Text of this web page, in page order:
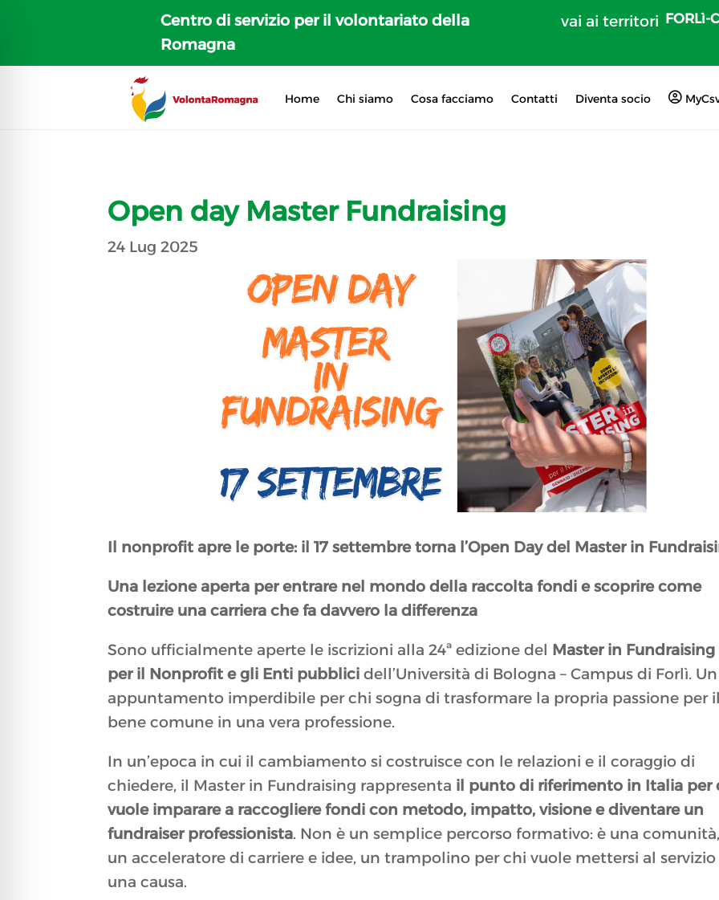
Centro di servizio per il volontariato della
Romagna
vai ai territori FORLì-
Home Chi siamo Cosa facciamo Contatti Diventa socio
Open day Master Fundraising
24 Lug 2025
Il nonprofit apre le porte: il 17 settembre torna l’Open Day del Master in
Una lezione aperta per entrare nel mondo della raccolta fondi e scoprire come
costruire una carriera che fa davvero la differenza
Sono ufficialmente aperte le iscrizioni alla 24ª edizione del Master in Fundraising
per il Nonprofit e gli Enti pubblici dell’Università di Bologna – Campus di Forlì. Un
appuntamento imperdibile per chi sogna di trasformare la propria passione per
bene comune in una vera professione.
In un’epoca in cui il cambiamento si costruisce con le relazioni e il coraggio di
chiedere, il Master in Fundraising rappresenta il punto di riferimento in Italia per
vuole imparare a raccogliere fondi con metodo, impatto, visione e diventare un
fundraiser professionista. Non è un semplice percorso formativo: è una
un acceleratore di carriere e idee, un trampolino per chi vuole mettersi al
una causa.